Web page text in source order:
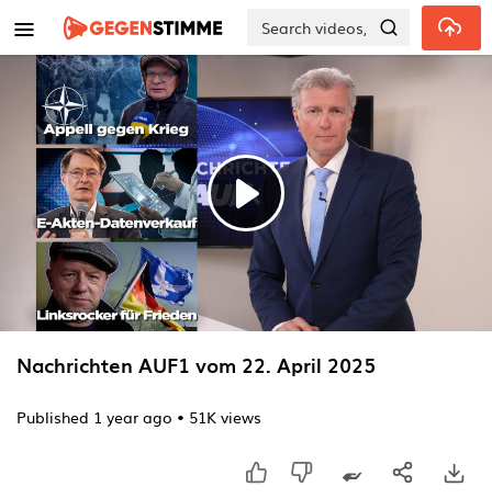
Skip to main content
Play
Video
Nachrichten AUF1 vom 22. April 2025
Published 1 year ago • 51K views